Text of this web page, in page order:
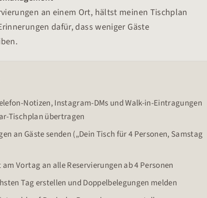
an einem Ort, hältst meinen Tischplan
dafür, dass weniger Gäste
Notizen, Instagram-DMs und Walk-in-Eintragungen
Tischplan übertragen
an Gäste senden („Dein Tisch für 4 Personen, Samstag
Vortag an alle Reservierungen ab 4 Personen
Tag erstellen und Doppelbelegungen melden